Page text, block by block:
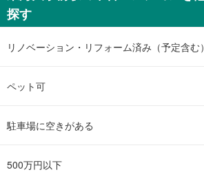
る
探す
リノベーション・リフォーム済み（予定含む）
ペット可
駐車場に空きがある
500万円以下